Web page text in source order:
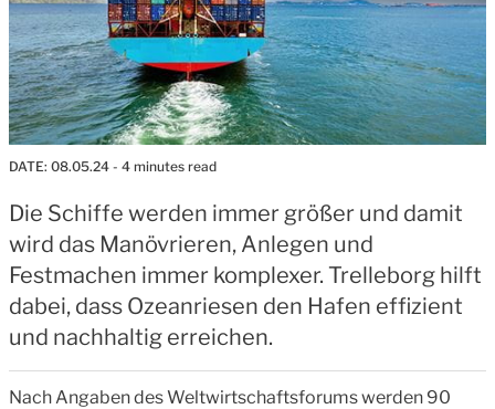
DATE: 08.05.24 - 4 minutes read
Die Schiffe werden immer größer und damit
wird das Manövrieren, Anlegen und
Festmachen immer komplexer. Trelleborg hilft
dabei, dass Ozeanriesen den Hafen effizient
und nachhaltig erreichen.
Nach Angaben des Weltwirtschaftsforums werden 90